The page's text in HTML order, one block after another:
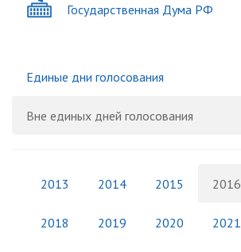
Государственная Дума РФ
Единые дни голосования
Вне единых дней голосования
2013 2014 2015 2016
2018 2019 2020 2021